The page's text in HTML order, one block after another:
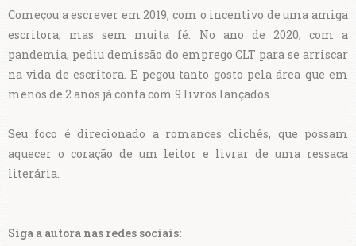
Começou a escrever em 2019, com o incentivo de uma amiga
escritora, mas sem muita fé. No ano de 2020, com a
pandemia, pediu demissão do emprego CLT para se arriscar
na vida de escritora. E pegou tanto gosto pela área que em
menos de 2 anos já conta com 9 livros lançados.
Seu foco é direcionado a romances clichês, que possam
aquecer o coração de um leitor e livrar de uma ressaca
literária.
Siga a autora nas redes sociais: